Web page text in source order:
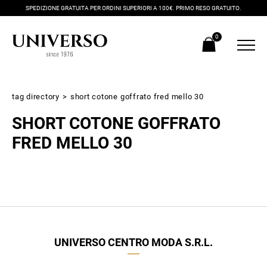
SPEDIZIONE GRATUITA PER ORDINI SUPERIORI A 100€. PRIMO RESO GRATUITO.
0
tag directory > short cotone goffrato fred mello 30
SHORT COTONE GOFFRATO
FRED MELLO 30
UNIVERSO CENTRO MODA S.R.L.
Iscriviti alla newsletter
nuovi arrivi utilizzabile anche in negozio!